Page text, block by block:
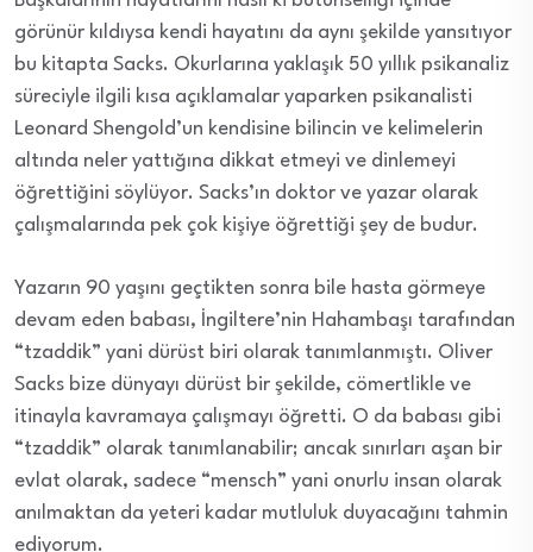
görünür kıldıysa kendi hayatını da aynı şekilde yansıtıyor
bu kitapta Sacks. Okurlarına yaklaşık 50 yıllık psikanaliz
süreciyle ilgili kısa açıklamalar yaparken psikanalisti
Leonard Shengold’un kendisine bilincin ve kelimelerin
altında neler yattığına dikkat etmeyi ve dinlemeyi
öğrettiğini söylüyor. Sacks’ın doktor ve yazar olarak
çalışmalarında pek çok kişiye öğrettiği şey de budur.
Yazarın 90 yaşını geçtikten sonra bile hasta görmeye
devam eden babası, İngiltere’nin Hahambaşı tarafından
“tzaddik” yani dürüst biri olarak tanımlanmıştı. Oliver
Sacks bize dünyayı dürüst bir şekilde, cömertlikle ve
itinayla kavramaya çalışmayı öğretti. O da babası gibi
“tzaddik” olarak tanımlanabilir; ancak sınırları aşan bir
evlat olarak, sadece “mensch” yani onurlu insan olarak
anılmaktan da yeteri kadar mutluluk duyacağını tahmin
ediyorum.